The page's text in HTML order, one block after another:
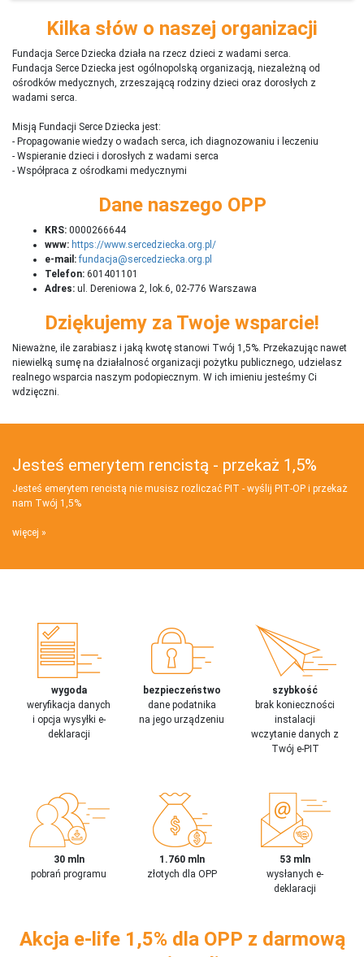
Kilka słów o naszej organizacji
Fundacja Serce Dziecka działa na rzecz dzieci z wadami serca.
Fundacja Serce Dziecka jest ogólnopolską organizacją, niezależną od
ośrodków medycznych, zrzeszającą rodziny dzieci oraz dorosłych z
wadami serca.
Misją Fundacji Serce Dziecka jest:
- Propagowanie wiedzy o wadach serca, ich diagnozowaniu i leczeniu
- Wspieranie dzieci i dorosłych z wadami serca
- Współpraca z ośrodkami medycznymi
Dane naszego OPP
KRS: 0000266644
www: https://www.sercedziecka.org.pl/
e-mail: fundacja@sercedziecka.org.pl
Telefon: 601401101
Adres: ul. Dereniowa 2, lok.6, 02-776 Warszawa
Dziękujemy za Twoje wsparcie!
Nieważne, ile zarabiasz i jaką kwotę stanowi Twój 1,5%. Przekazując nawet
niewielką sumę na działalnosć organizacji pożytku publicznego, udzielasz
realnego wsparcia naszym podopiecznym. W ich imieniu jesteśmy Ci
wdzięczni.
Jesteś emerytem rencistą - przekaż 1,5%
Jesteś emerytem rencistą nie musisz rozliczać PIT - wyślij PIT‑OP i przekaż
nam Twój 1,5%
więcej
wygoda
weryfikacja danych
i opcja wysyłki e-
deklaracji
bezpieczeństwo
dane podatnika
na jego urządzeniu
szybkość
brak konieczności
instalacji
wczytanie danych z
Twój e-PIT
30 mln
pobrań programu
1.760 mln
złotych dla OPP
53 mln
wysłanych e-
deklaracji
Akcja e-life 1,5% dla OPP z darmową